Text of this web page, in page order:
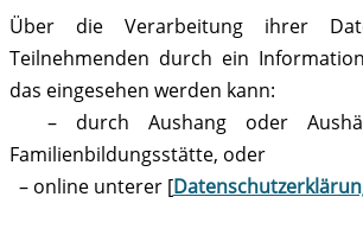
Über die Verarbeitung ihrer
Teilnehmenden durch ein
das eingesehen werden kann:
– durch Aushang oder
Familienbildungsstätte, oder
– online unterer [